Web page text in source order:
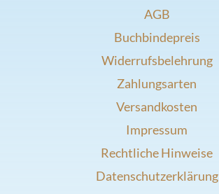
AGB
Buchbindepreis
Widerrufsbelehrung
Zahlungsarten
Versandkosten
Impressum
Rechtliche Hinweise
Datenschutzerklärung